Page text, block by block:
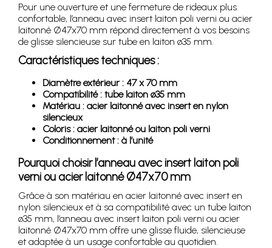
Pour une ouverture et une fermeture de rideaux plus
confortable, l’anneau avec insert laiton poli verni ou acier
laitonné Ø47x70 mm répond directement à vos besoins
de glisse silencieuse sur tube en laiton ø35 mm.
Caractéristiques techniques :
Diamètre extérieur : 47 x 70 mm
Compatibilité : tube laiton ø35 mm
Matériau : acier laitonné avec insert en nylon
silencieux
Coloris : acier laitonné ou laiton poli verni
Conditionnement : à l’unité
Pourquoi choisir l’anneau avec insert laiton poli
verni ou acier laitonné Ø47x70 mm
Grâce à son matériau en acier laitonné avec insert en
nylon silencieux et à sa compatibilité avec un tube laiton
ø35 mm, l’anneau avec insert laiton poli verni ou acier
laitonné Ø47x70 mm offre une glisse fluide, silencieuse
et adaptée à un usage confortable au quotidien.